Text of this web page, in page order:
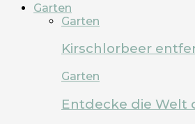
Garten
Garten
Kirschlorbeer
Garten
Entdecke die Welt